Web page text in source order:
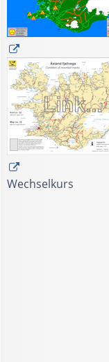
Wechselkurs